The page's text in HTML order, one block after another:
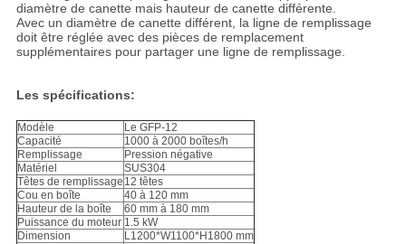
diamètre de canette mais hauteur de canette différente.
Avec un diamètre de canette différent, la ligne de remplissage
doit être réglée avec des pièces de remplacement
supplémentaires pour partager une ligne de remplissage.
Les spécifications:
Modèle
Le GFP-12
Capacité
1000 à 2000 boîtes/h
Remplissage
Pression négative
Matériel
SUS304
Têtes de remplissage 12 têtes
Cou en boîte
40 à 120 mm
Hauteur de la boîte
60 mm à 180 mm
Puissance du moteur 1.5 kW
Dimension
L1200*W1100*H1800 mm